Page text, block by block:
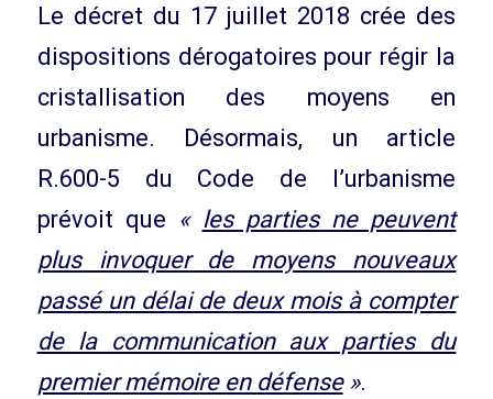
Le décret du 17 juillet 2018 crée des
dispositions dérogatoires pour régir la
cristallisation des moyens en
urbanisme. Désormais, un article
R.600-5 du Code de l’urbanisme
prévoit que « les parties ne peuvent
plus invoquer de moyens nouveaux
passé un délai de deux mois à compter
de la communication aux parties du
premier mémoire en défense».